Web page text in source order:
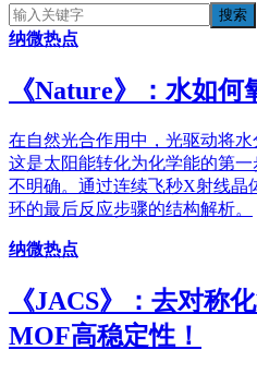
纳微热点
《​Nature》：水如何
在自然光合作用中，光驱动将水
这是太阳能转化为化学能的第
不明确。通过连续飞秒X射线晶
环的最后反应步骤的结构解析。
纳微热点
《JACS》：去对称
MOF高稳定性！